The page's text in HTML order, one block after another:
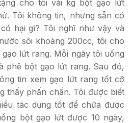
cho tôi vài kg bột gạo lứt
Tôi không tin, nhưng sẵn có
hại gì? Tôi nghĩ như vậy và
sôi khoảng 200cc, tôi cho
lứt rang. Mỗi ngày tôi uống
phê bột gạo lứt rang. Sau đó,
tin xem gạo lứt rang tốt cỡ
thấy phấn chấn. Tôi được biết
tác dụng tốt để chữa được
bột gạo lứt được 10 ngày,